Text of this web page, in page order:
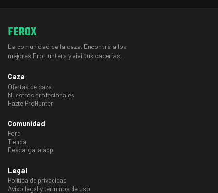
FEROX
La comunidad de la caza. Encontrá a los
mejores ProHunters y viví tus cacerías.
Caza
Ofertas de caza
Nuestros profesionales
Hazte ProHunter
Comunidad
Foro
Tienda
Descarga la app
Legal
Política de privacidad
Aviso legal y términos de uso